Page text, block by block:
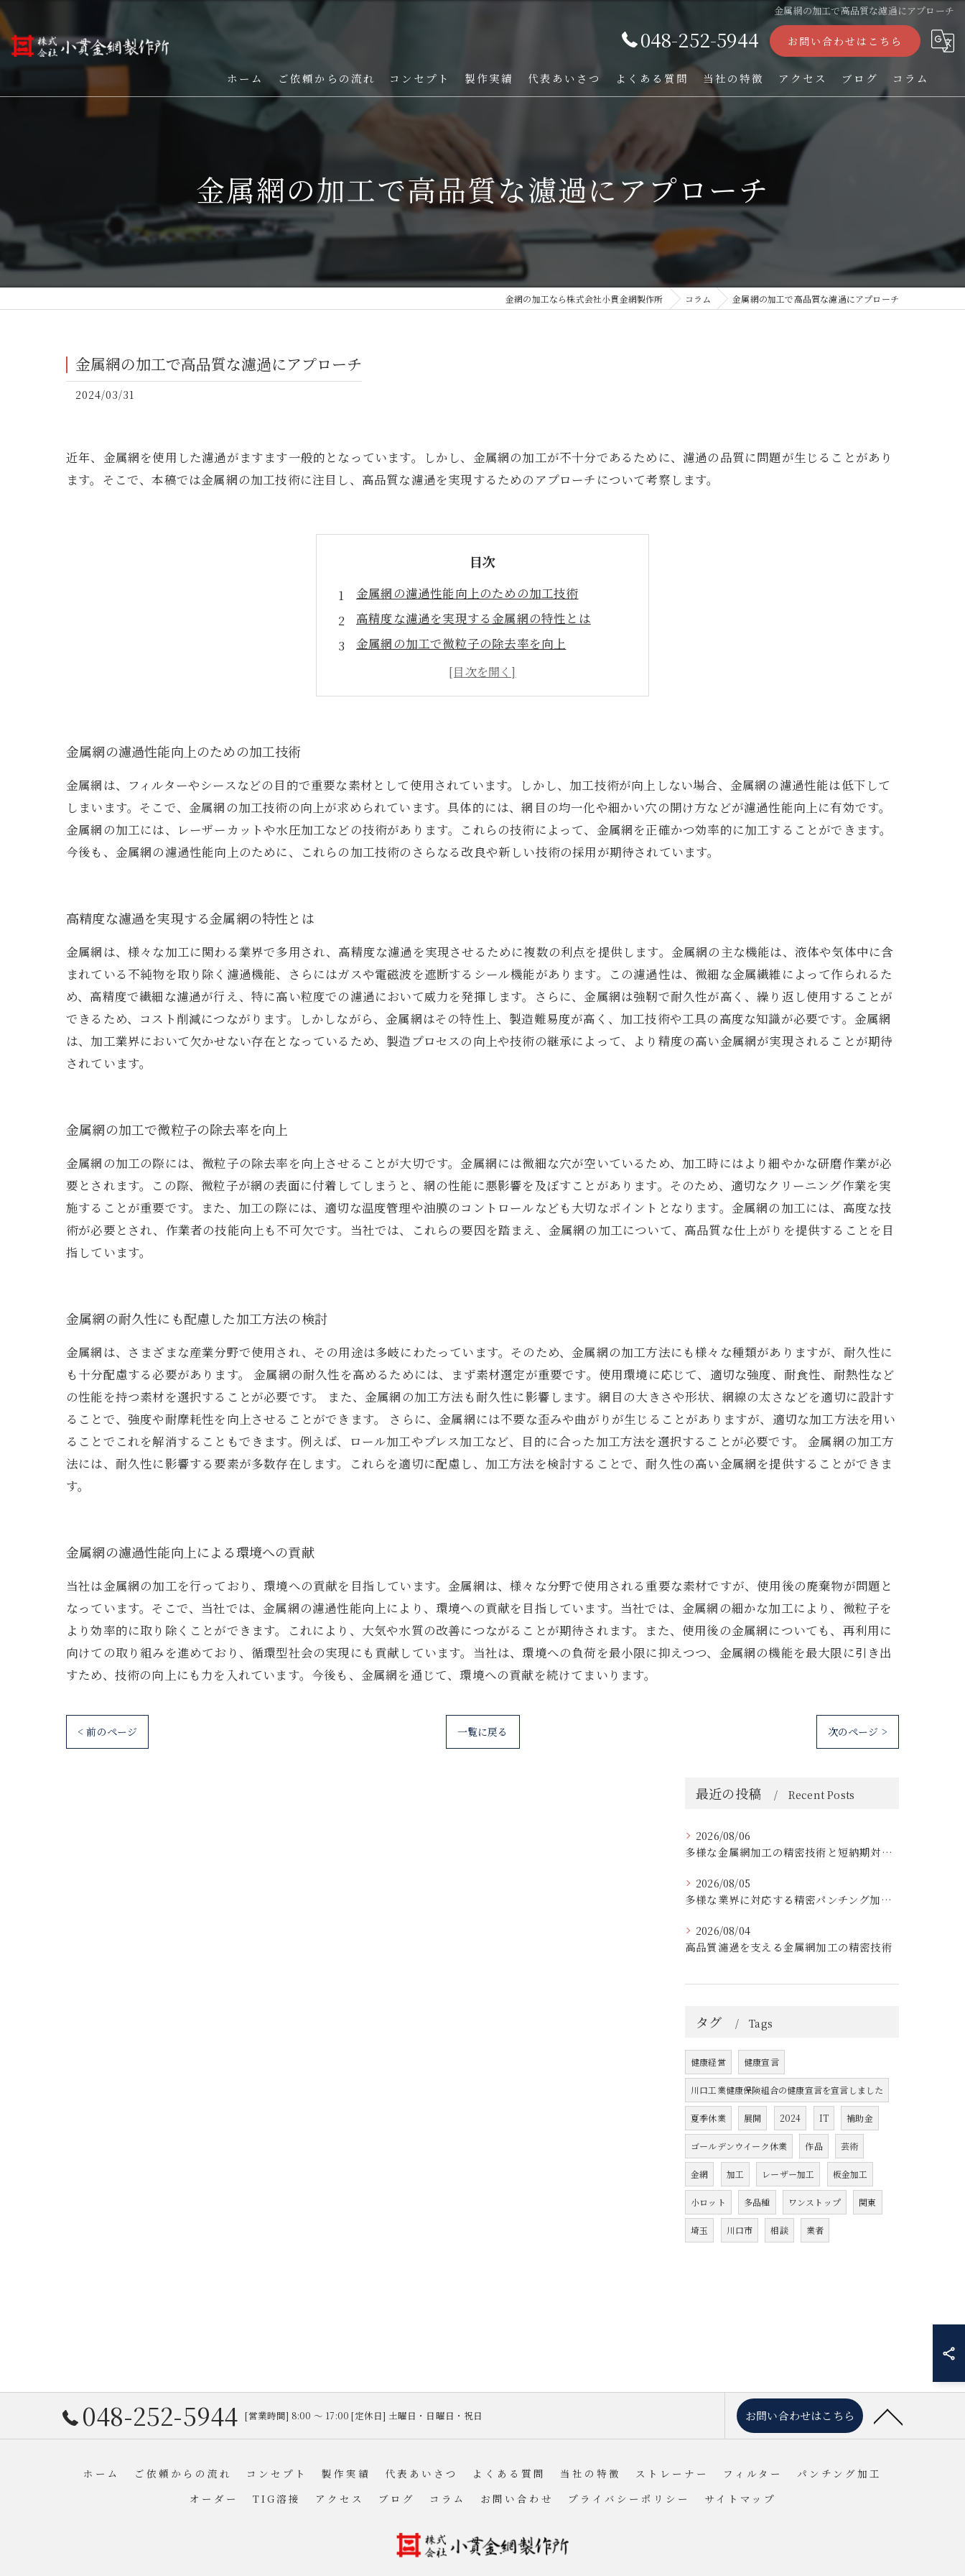
金属網の加工で高品質な濾過にアプローチ
048-252-5944 お問い合わせはこちら
ホーム ご依頼からの流れ コンセプト 製作実績 代表あいさつ よくある質問 当社の特徴
ストレーナー
パンチング加工
オーダー
TIG溶接
アクセス ブログ コラム
金属網の加工で高品質な濾過にアプローチ
金網の加工なら株式会社小貫金網製作所 コラム 金属網の加工で高品質な濾過にアプローチ
金属網の加工で高品質な濾過にアプローチ
2024/03/31
近年、金属網を使用した濾過がますます一般的となっています。しかし、金属網の加工が不十分であるために、濾過の品質に問題が生じることがあり
ます。そこで、本稿では金属網の加工技術に注目し、高品質な濾過を実現するためのアプローチについて考察します。
目次
金属網の濾過性能向上のための加工技術
高精度な濾過を実現する金属網の特性とは
金属網の加工で微粒子の除去率を向上
金属網の耐久性にも配慮した加工方法の検討
金属網の濾過性能向上による環境への貢献
金属網の濾過性能向上のための加工技術
金属網は、フィルターやシースなどの目的で重要な素材として使用されています。しかし、加工技術が向上しない場合、金属網の濾過性能は低下して
しまいます。そこで、金属網の加工技術の向上が求められています。具体的には、網目の均一化や細かい穴の開け方などが濾過性能向上に有効です。
金属網の加工には、レーザーカットや水圧加工などの技術があります。これらの技術によって、金属網を正確かつ効率的に加工することができます。
今後も、金属網の濾過性能向上のために、これらの加工技術のさらなる改良や新しい技術の採用が期待されています。
高精度な濾過を実現する金属網の特性とは
金属網は、様々な加工に関わる業界で多用され、高精度な濾過を実現させるために複数の利点を提供します。金属網の主な機能は、液体や気体中に含
まれている不純物を取り除く濾過機能、さらにはガスや電磁波を遮断するシール機能があります。この濾過性は、微細な金属繊維によって作られるた
め、高精度で繊細な濾過が行え、特に高い粒度での濾過において威力を発揮します。さらに、金属網は強靭で耐久性が高く、繰り返し使用することが
できるため、コスト削減につながります。しかしながら、金属網はその特性上、製造難易度が高く、加工技術や工具の高度な知識が必要です。金属網
は、加工業界において欠かせない存在となっているため、製造プロセスの向上や技術の継承によって、より精度の高い金属網が実現されることが期待
されています。
金属網の加工で微粒子の除去率を向上
金属網の加工の際には、微粒子の除去率を向上させることが大切です。金属網には微細な穴が空いているため、加工時にはより細やかな研磨作業が必
要とされます。この際、微粒子が網の表面に付着してしまうと、網の性能に悪影響を及ぼすことがあります。そのため、適切なクリーニング作業を実
施することが重要です。また、加工の際には、適切な温度管理や油膜のコントロールなども大切なポイントとなります。金属網の加工には、高度な技
術が必要とされ、作業者の技能向上も不可欠です。当社では、これらの要因を踏まえ、金属網の加工について、高品質な仕上がりを提供することを目
指しています。
金属網の耐久性にも配慮した加工方法の検討
金属網は、さまざまな産業分野で使用され、その用途は多岐にわたっています。そのため、金属網の加工方法にも様々な種類がありますが、耐久性に
も十分配慮する必要があります。 金属網の耐久性を高めるためには、まず素材選定が重要です。使用環境に応じて、適切な強度、耐食性、耐熱性など
の性能を持つ素材を選択することが必要です。 また、金属網の加工方法も耐久性に影響します。網目の大きさや形状、網線の太さなどを適切に設計す
ることで、強度や耐摩耗性を向上させることができます。 さらに、金属網には不要な歪みや曲がりが生じることがありますが、適切な加工方法を用い
ることでこれを解消することもできます。例えば、ロール加工やプレス加工など、目的に合った加工方法を選択することが必要です。 金属網の加工方
法には、耐久性に影響する要素が多数存在します。これらを適切に配慮し、加工方法を検討することで、耐久性の高い金属網を提供することができま
す。
金属網の濾過性能向上による環境への貢献
当社は金属網の加工を行っており、環境への貢献を目指しています。金属網は、様々な分野で使用される重要な素材ですが、使用後の廃棄物が問題と
なっています。そこで、当社では、金属網の濾過性能向上により、環境への貢献を目指しています。当社では、金属網の細かな加工により、微粒子を
より効率的に取り除くことができます。これにより、大気や水質の改善につながることが期待されます。また、使用後の金属網についても、再利用に
向けての取り組みを進めており、循環型社会の実現にも貢献しています。当社は、環境への負荷を最小限に抑えつつ、金属網の機能を最大限に引き出
すため、技術の向上にも力を入れています。今後も、金属網を通じて、環境への貢献を続けてまいります。
< 前のページ 一覧に戻る 次のページ >
最近の投稿 Recent Posts
2026/08/06
多様な金属網加工の精密技術と短納期対応の実例
2026/08/05
多様な業界に対応する精密パンチング加工の実践技術
2026/08/04
高品質濾過を支える金属網加工の精密技術
タグ Tags
健康経営 健康宣言
川口工業健康保険組合の健康宣言を宣言しました
夏季休業 展開 2024 IT 補助金
ゴールデンウイーク休業 作品 芸術
金網 加工 レーザー加工 板金加工
小ロット 多品種 ワンストップ 関東
埼玉 川口市 相談 業者
048-252-5944 [営業時間] 8:00 ～ 17:00 [定休日] 土曜日・日曜日・祝日 お問い合わせはこちら
ホーム ご依頼からの流れ コンセプト 製作実績 代表あいさつ よくある質問 当社の特徴 ストレーナー フィルター
パンチング加工
オーダー
TIG溶接 アクセス ブログ コラム お問い合わせ プライバシーポリシー サイトマップ